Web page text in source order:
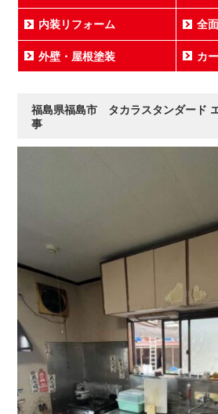
内装リフォーム 全
外壁・屋根塗装 カ
福島県福島市 タカラスタンダード
事